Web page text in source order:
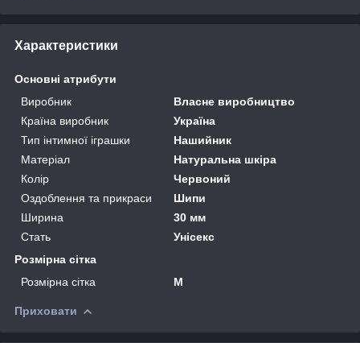
Характеристики
Основні атрибути
Виробник
Власне виробництво
Країна виробник
Україна
Тип інтимної іграшки
Нашийник
Матеріал
Натуральна шкіра
Колір
Червоний
Оздоблення та прикраси
Шипи
Ширина
30 мм
Стать
Унісекс
Розмірна сітка
Розмірна сітка
M
Приховати